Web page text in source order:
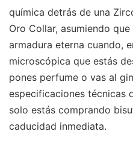
química detrás de una
Oro Collar, asumiendo
armadura eterna cuando,
microscópica que estás
pones perfume o vas al
especificaciones técnicas
solo estás comprando
caducidad inmediata.